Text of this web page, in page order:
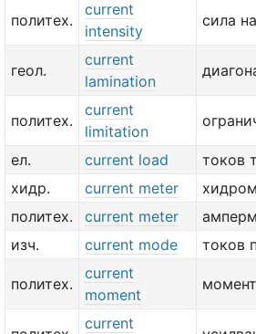
политех.
current
intensity
сила
геол.
current
lamination
политех.
current
limitation
ел. current load
токов
хидр.
current meter
политех.
current meter
изч.
current mode токов
политех.
current
moment
current